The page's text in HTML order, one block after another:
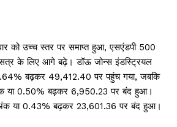
को उच्च स्तर पर समाप्त हुआ, एसएंडपी 500
के लिए आगे बढ़े। डॉऊ जोन्स इंडस्ट्रियल
बढ़कर 49,412.40 पर पहुंच गया, जबकि
या 0.50% बढ़कर 6,950.23 पर बंद हुआ।
या 0.43% बढ़कर 23,601.36 पर बंद हुआ।